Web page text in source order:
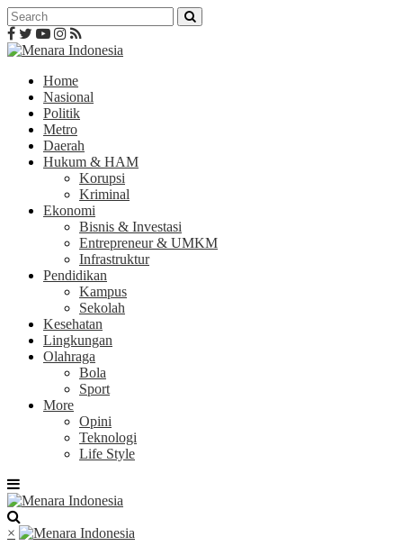
Home
Nasional
Politik
Metro
Daerah
Hukum & HAM
Korupsi
Kriminal
Ekonomi
Bisnis & Investasi
Entrepreneur & UMKM
Infrastruktur
Pendidikan
Kampus
Sekolah
Kesehatan
Lingkungan
Olahraga
Bola
Sport
More
Opini
Teknologi
Life Style
×